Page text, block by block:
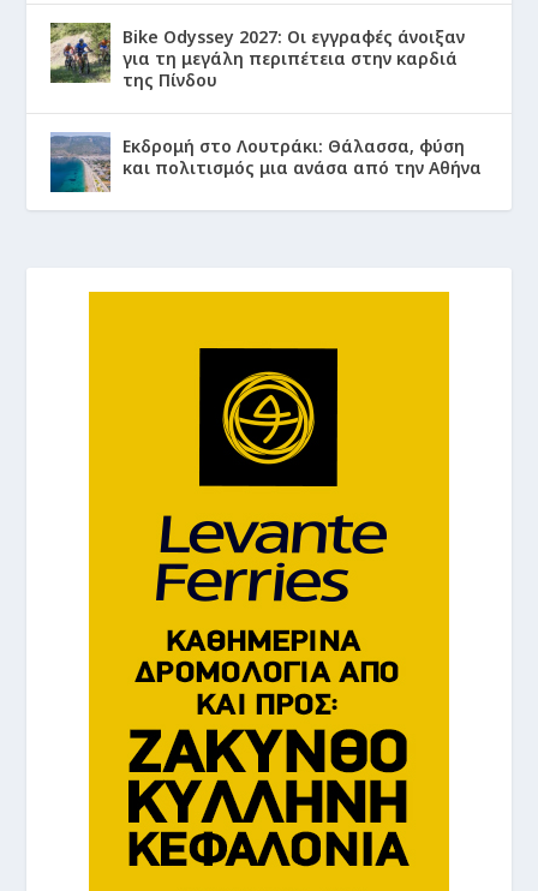
Bike Odyssey 2027: Οι εγγραφές άνοιξαν
για τη μεγάλη περιπέτεια στην καρδιά
της Πίνδου
Εκδρομή στο Λουτράκι: Θάλασσα, φύση
και πολιτισμός μια ανάσα από την Αθήνα